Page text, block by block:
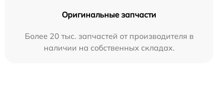
Оригинальные запчасти
Более 20 тыс. запчастей от производителя в
наличии на собственных складах.